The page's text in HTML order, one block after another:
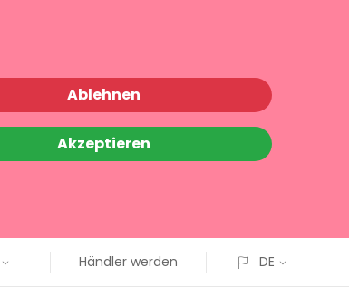
Ablehnen
Akzeptieren
Händler werden DE